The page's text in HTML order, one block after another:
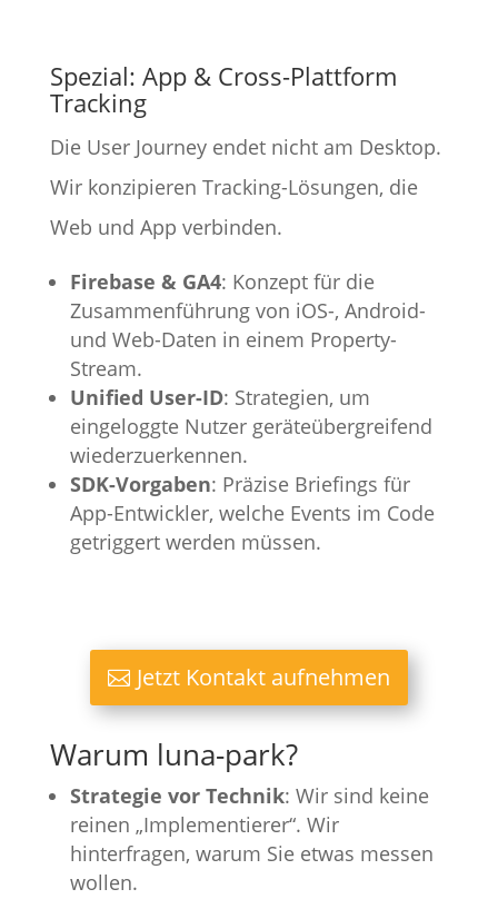
Spezial: App & Cross-Plattform
Tracking
Die User Journey endet nicht am Desktop.
Wir konzipieren Tracking-Lösungen, die
Web und App verbinden.
Firebase & GA4: Konzept für die
Zusammenführung von iOS-, Android-
und Web-Daten in einem Property-
Stream.
Unified User-ID: Strategien, um
eingeloggte Nutzer geräteübergreifend
wiederzuerkennen.
SDK-Vorgaben: Präzise Briefings für
App-Entwickler, welche Events im Code
getriggert werden müssen.
Jetzt Kontakt aufnehmen
Warum luna-park?
Strategie vor Technik: Wir sind keine
reinen „Implementierer“. Wir
hinterfragen, warum Sie etwas messen
wollen.